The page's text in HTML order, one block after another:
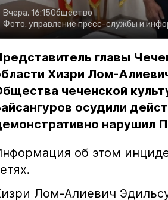
Вчера, 16:15Общество
Фото: управление пресс-службы и
главы
Хизри Лом-
чеченской
осудили
нарушил
об этом
Лом-Алиевич